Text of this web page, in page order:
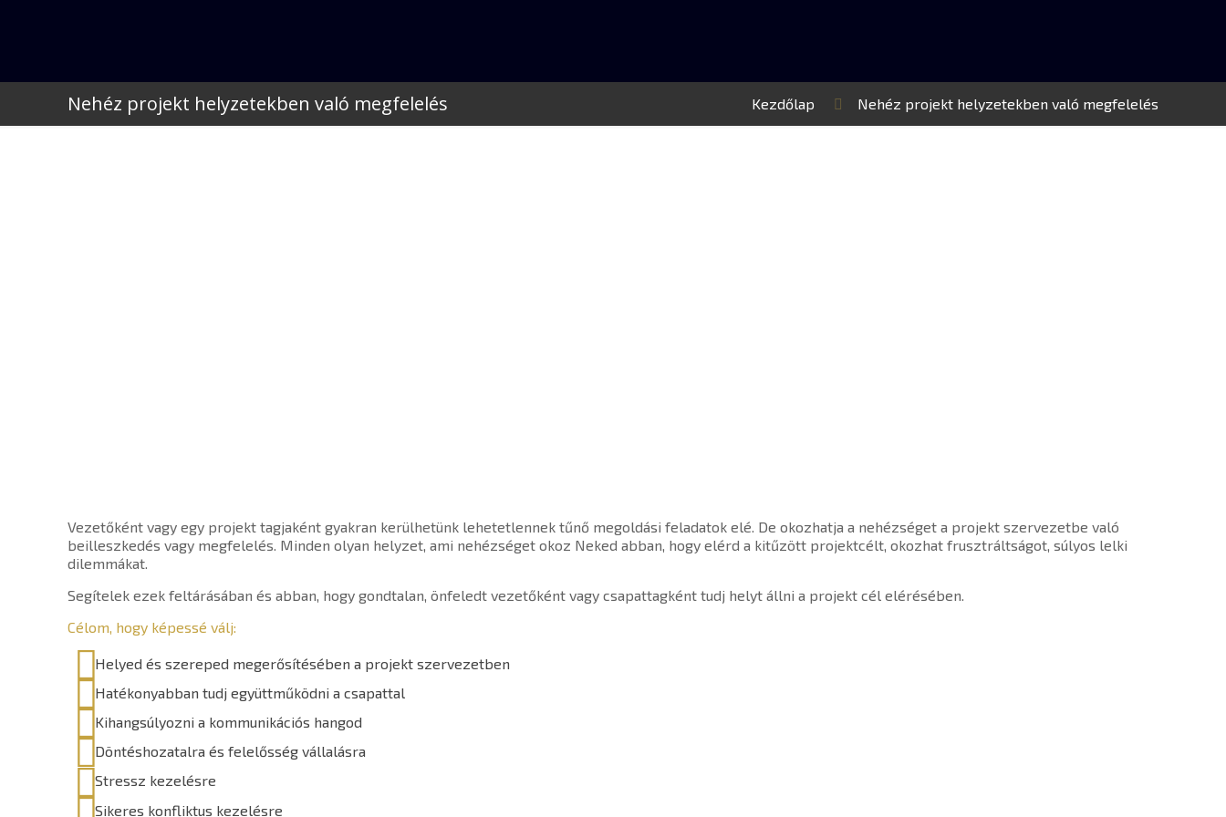
Nehéz projekt helyzetekben való megfelelés Kezdőlap Nehéz projekt helyzetekben való megfelelés
Vezetőként vagy egy projekt tagjaként gyakran kerülhetünk lehetetlennek tűnő megoldási feladatok elé. De okozhatja a nehézséget a projekt szervezetbe való
beilleszkedés vagy megfelelés. Minden olyan helyzet, ami nehézséget okoz Neked abban, hogy elérd a kitűzött projektcélt, okozhat frusztráltságot, súlyos lelki
dilemmákat.
Segítelek ezek feltárásában és abban, hogy gondtalan, önfeledt vezetőként vagy csapattagként tudj helyt állni a projekt cél elérésében.
Célom, hogy képessé válj:
Helyed és szereped megerősítésében a projekt szervezetben
Hatékonyabban tudj együttműködni a csapattal
Kihangsúlyozni a kommunikációs hangod
Döntéshozatalra és felelősség vállalásra
Stressz kezelésre
Sikeres konfliktus kezelésre